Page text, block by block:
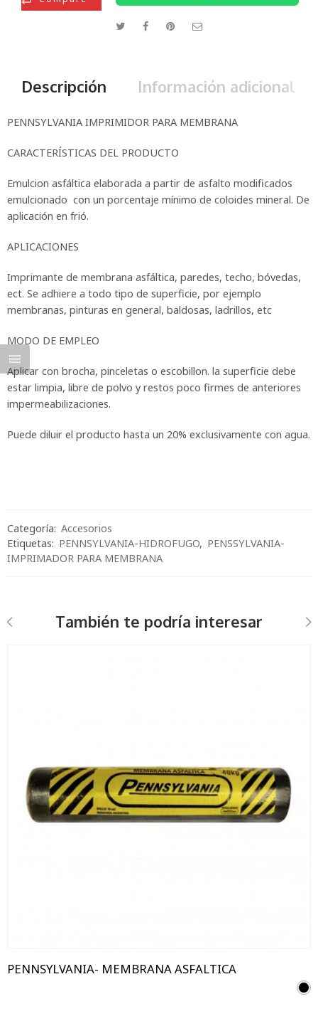
Descripción Información adicional
PENNSYLVANIA IMPRIMIDOR PARA MEMBRANA
CARACTERÍSTICAS DEL PRODUCTO
Emulcion asfáltica elaborada a partir de asfalto modificados
emulcionado con un porcentaje mínimo de coloides mineral. De
aplicación en frió.
APLICACIONES
Imprimante de membrana asfáltica, paredes, techo, bóvedas,
ect. Se adhiere a todo tipo de superficie, por ejemplo
membranas, pinturas en general, baldosas, ladrillos, etc
MODO DE EMPLEO
Aplicar con brocha, pinceletas o escobillon. la superficie debe
estar limpia, libre de polvo y restos poco firmes de anteriores
impermeabilizaciones.
Puede diluir el producto hasta un 20% exclusivamente con agua.
Categoría: Accesorios
Etiquetas: PENNSYLVANIA-HIDROFUGO, PENSSYLVANIA-
IMPRIMADOR PARA MEMBRANA
También te podría interesar
PENNSYLVANIA- MEMBRANA ASFALTICA